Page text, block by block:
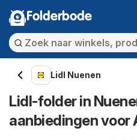
Folderbode
Lidl Nuenen
Lidl-folder in
aanbiedingen voor